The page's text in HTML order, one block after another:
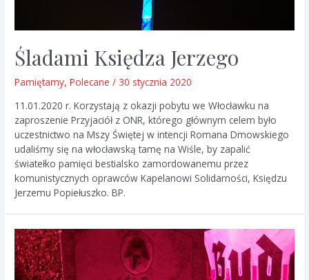
Śladami Księdza Jerzego
Pamiętamy,Polecane / 30 stycznia 2020
11.01.2020 r. Korzystają z okazji pobytu we Włocławku na
zaproszenie Przyjaciół z ONR, którego głównym celem było
uczestnictwo na Mszy Świętej w intencji Romana Dmowskiego
udaliśmy się na włocławską tamę na Wiśle, by zapalić
światełko pamięci bestialsko zamordowanemu przez
komunistycznych oprawców Kapelanowi Solidarności, Księdzu
Jerzemu Popiełuszko. BP.